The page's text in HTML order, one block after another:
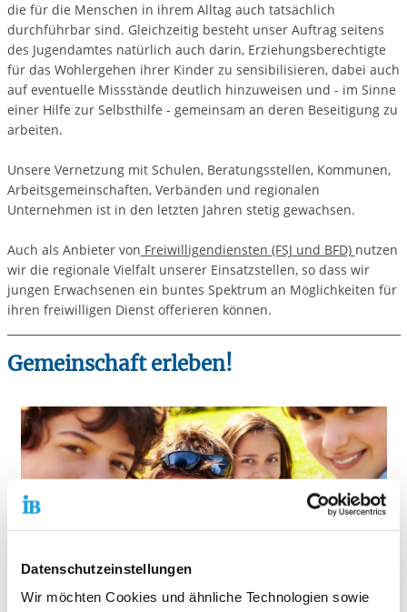
Datenschutzeinstellungen
Wir möchten Cookies und ähnliche Technologien sowie
die für die Menschen in ihrem Alltag auch tatsächlich
durchführbar sind. Gleichzeitig besteht unser Auftrag seitens
des Jugendamtes natürlich auch darin, Erziehungsberechtigte
für das Wohlergehen ihrer Kinder zu sensibilisieren, dabei auch
auf eventuelle Missstände deutlich hinzuweisen und - im Sinne
einer Hilfe zur Selbsthilfe - gemeinsam an deren Beseitigung zu
arbeiten.
Unsere Vernetzung mit Schulen, Beratungsstellen, Kommunen,
Arbeitsgemeinschaften, Verbänden und regionalen
Unternehmen ist in den letzten Jahren stetig gewachsen.
Auch als Anbieter von Freiwilligendiensten (FSJ und BFD) nutzen
wir die regionale Vielfalt unserer Einsatzstellen, so dass wir
jungen Erwachsenen ein buntes Spektrum an Möglichkeiten für
ihren freiwilligen Dienst offerieren können.
Gemeinschaft erleben!